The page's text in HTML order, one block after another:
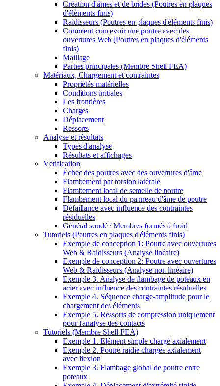
Création d'âmes et de brides (Poutres en plaques
d'éléments finis)
Raidisseurs (Poutres en plaques d'éléments finis)
Comment concevoir une poutre avec des
ouvertures Web (Poutres en plaques d'éléments
finis)
Maillage
Parties principales (Membre Shell FEA)
Matériaux, Chargement et contraintes
Propriétés matérielles
Conditions initiales
Les frontières
Charges
Déplacement
Ressorts
Analyse et résultats
Types d'analyse
Résultats et affichages
Vérification
Échec des poutres avec des ouvertures d'âme
Flambement par torsion latérale
Flambement local de semelle de poutre
Flambement local du panneau d'âme de poutre
Défaillance avec influence des contraintes
résiduelles
Général soudé / Membres formés à froid
Tutoriels (Poutres en plaques d'éléments finis)
Exemple de conception 1: Poutre avec ouvertures
Web & Raidisseurs (Analyse linéaire)
Exemple de conception 2: Poutre avec ouvertures
Web & Raidisseurs (Analyse non linéaire)
Exemple 3. Analyse de flambage de poteaux en
acier avec influence des contraintes résiduelles
Exemple 4. Séquence charge-amplitude pour le
chargement des éléments
Exemple 5. Ressorts de compression uniquement
pour l'analyse des contacts
Tutoriels (Membre Shell FEA)
Exemple 1. Elément simple chargé axialement
Exemple 2. Poutre raidie chargée axialement
avec flexion
Exemple 3. Flambage global de poutre entre
poteaux